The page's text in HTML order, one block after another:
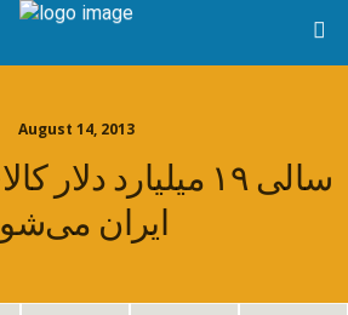
August 14, 2013
سالی ۱۹ میلیارد
ایران